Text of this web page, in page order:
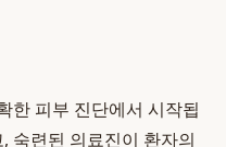
한 피부 진단에서 시작됩
숙련된 의료진이 환자의